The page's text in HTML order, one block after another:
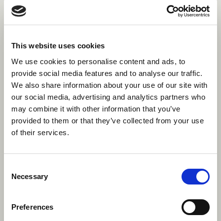
This website uses cookies
We use cookies to personalise content and ads, to
provide social media features and to analyse our traffic.
We also share information about your use of our site with
our social media, advertising and analytics partners who
may combine it with other information that you’ve
provided to them or that they’ve collected from your use
of their services.
Selection
Necessary
Preferences
demande d'AVE
Vous devrez demander votre autorisation de
vous permet d'atterrir dans un aéroport
canadien en tant que visiteur de courte durée.
Cela coûte 7$ CAD et vous pouvezpostulez pour
cela en ligne. Vous ne serez pas autorisé à
monter à bord de l'avion sans celui-ci, nous
vous encourageons donc à en faire la demande
dès que vous aurez été confirmé dans un camp.
Comment puis-je demander un
commencerons à organiser vos documents.
Surveillez votre boîte de réception pendant